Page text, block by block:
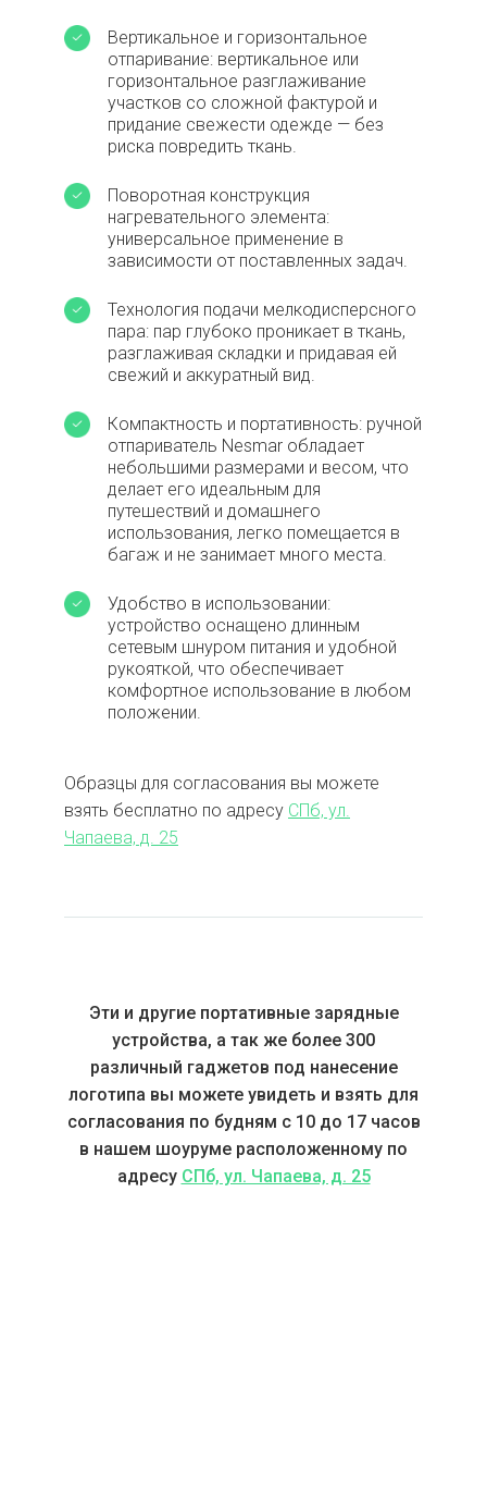
Вертикальное и горизонтальное
отпаривание: вертикальное или
горизонтальное разглаживание
участков со сложной фактурой и
придание свежести одежде — без
риска повредить ткань.
Поворотная конструкция
нагревательного элемента:
универсальное применение в
зависимости от поставленных задач.
Технология подачи мелкодисперсного
пара: пар глубоко проникает в ткань,
разглаживая складки и придавая ей
свежий и аккуратный вид.
Компактность и портативность: ручной
отпариватель Nesmar обладает
небольшими размерами и весом, что
делает его идеальным для
путешествий и домашнего
использования, легко помещается в
багаж и не занимает много места.
Удобство в использовании:
устройство оснащено длинным
сетевым шнуром питания и удобной
рукояткой, что обеспечивает
комфортное использование в любом
положении.
Образцы для согласования вы можете
взять бесплатно по адресу СПб, ул.
Чапаева, д. 25
Эти и другие портативные зарядные
устройства, а так же более 300
различный гаджетов под нанесение
логотипа вы можете увидеть и взять для
согласования по будням с 10 до 17 часов
в нашем шоуруме расположенному по
адресу СПб, ул. Чапаева, д. 25